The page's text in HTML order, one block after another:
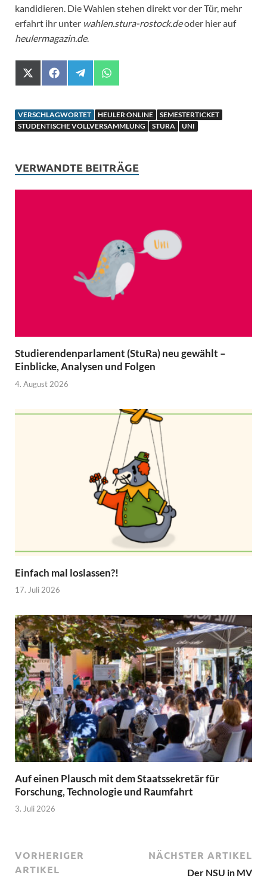
kandidieren. Die Wahlen stehen direkt vor der Tür, mehr
erfahrt ihr unter wahlen.stura-rostock.deoder hier auf
heulermagazin.de.
X
(
i
t
t
)
F
a
b
o
o
e
g
r
a
W
h
s
A
p
VERSCHLAGWORTET HEULER ONLINE
SEMESTERTICKET
STUDENTISCHE VOLLVERSAMMLUNG
STURA UNI
VERWANDTE BEITRÄGE
Studierendenparlament (StuRa) neu gewählt –
Einblicke, Analysen und Folgen
4. August 2026
Einfach mal loslassen?!
17. Juli 2026
Auf einen Plausch mit dem Staatssekretär für
Forschung, Technologie und Raumfahrt
3. Juli 2026
VORHERIGER
ARTIKEL
NÄCHSTER ARTIKEL
Der NSU in MV